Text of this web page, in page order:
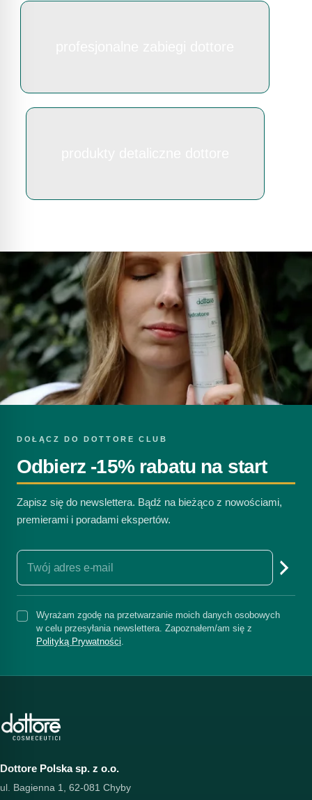
DOŁĄCZ DO DOTTORE CLUB
Odbierz -15% rabatu na start
Zapisz się do newslettera. Bądź na bieżąco z nowościami,
premierami i poradami ekspertów.
Wyrażam zgodę na przetwarzanie moich danych osobowych
w celu przesyłania newslettera. Zapoznałem/am się z
Polityką Prywatności.
Dottore Polska sp. z o.o.
ul. Bagienna 1, 62-081 Chyby